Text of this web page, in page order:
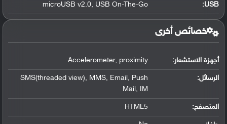
USB
:
microUSB v2.0, USB On-The-Go
خصائص أخرى
أجهزة الاستشعار: Accelerometer, proximity
الرسائل:
SMS(threaded view), MMS, Email, Push
Mail, IM
المتصفح: HTML5